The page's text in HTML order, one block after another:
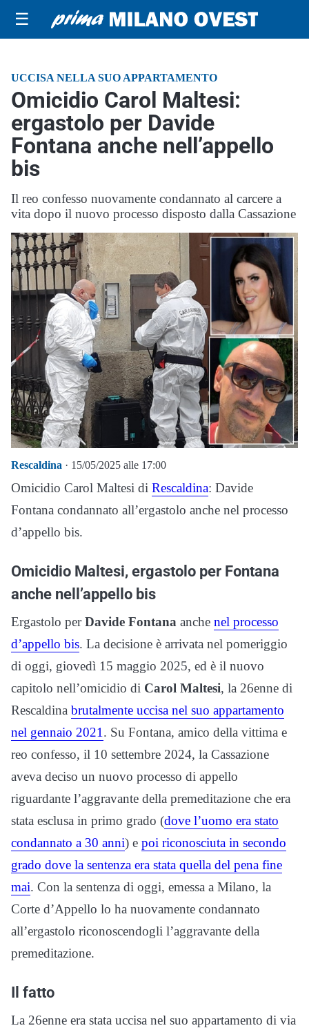
☰
UCCISA NELLA SUO APPARTAMENTO
Omicidio Carol Maltesi:
ergastolo per Davide
Fontana anche nell’appello
bis
Il reo confesso nuovamente condannato al carcere a
vita dopo il nuovo processo disposto dalla Cassazione
Rescaldina · 15/05/2025 alle 17:00
Omicidio Carol Maltesi di Rescaldina: Davide
Fontana condannato all’ergastolo anche nel processo
d’appello bis.
Omicidio Maltesi, ergastolo per Fontana
anche nell’appello bis
Ergastolo perDavide Fontana anche nel processo
d’appello bis. La decisione è arrivata nel pomeriggio
di oggi, giovedì 15 maggio 2025, ed è il nuovo
capitolo nell’omicidio di Carol Maltesi, la 26enne di
Rescaldina brutalmente uccisa nel suo appartamento
nel gennaio 2021 . Su Fontana, amico della vittima e
reo confesso, il 10 settembre 2024, la Cassazione
aveva deciso un nuovo processo di appello
riguardante l’aggravante della premeditazione che era
stata esclusa in primo grado (dove l’uomo era stato
condannato a 30 anni) e poi riconosciuta in secondo
grado dove la sentenza era stata quella del pena fine
mai. Con la sentenza di oggi, emessa a Milano, la
Corte d’Appello lo ha nuovamente condannato
all’ergastolo riconoscendogli l’aggravante della
premeditazione.
Il fatto
La 26enne era stata uccisa nel suo appartamento di via